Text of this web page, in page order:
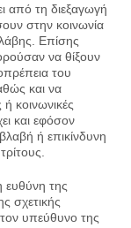
από τη διεξαγωγή
στην κοινωνία
Επίσης
να θίξουν
του
και να
κοινωνικές
και εφόσον
ή επικίνδυνη
ευθύνη της
σχετικής
υπεύθυνο της